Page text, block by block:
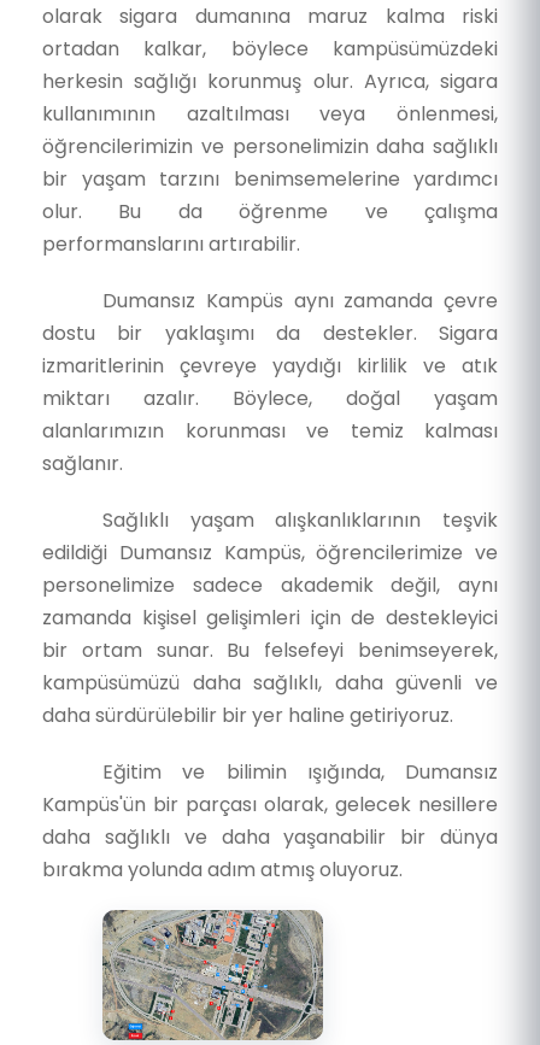
olarak sigara dumanına maruz kalma riski
ortadan kalkar, böylece kampüsümüzdeki
herkesin sağlığı korunmuş olur. Ayrıca, sigara
kullanımının azaltılması veya önlenmesi,
öğrencilerimizin ve personelimizin daha sağlıklı
bir yaşam tarzını benimsemelerine yardımcı
olur. Bu da öğrenme ve çalışma
performanslarını artırabilir.
Dumansız Kampüs aynı zamanda çevre
dostu bir yaklaşımı da destekler. Sigara
izmaritlerinin çevreye yaydığı kirlilik ve atık
miktarı azalır. Böylece, doğal yaşam
alanlarımızın korunması ve temiz kalması
sağlanır.
Sağlıklı yaşam alışkanlıklarının teşvik
edildiği Dumansız Kampüs, öğrencilerimize ve
personelimize sadece akademik değil, aynı
zamanda kişisel gelişimleri için de destekleyici
bir ortam sunar. Bu felsefeyi benimseyerek,
kampüsümüzü daha sağlıklı, daha güvenli ve
daha sürdürülebilir bir yer haline getiriyoruz.
Eğitim ve bilimin ışığında, Dumansız
Kampüs'ün bir parçası olarak, gelecek nesillere
daha sağlıklı ve daha yaşanabilir bir dünya
bırakma yolunda adım atmış oluyoruz.